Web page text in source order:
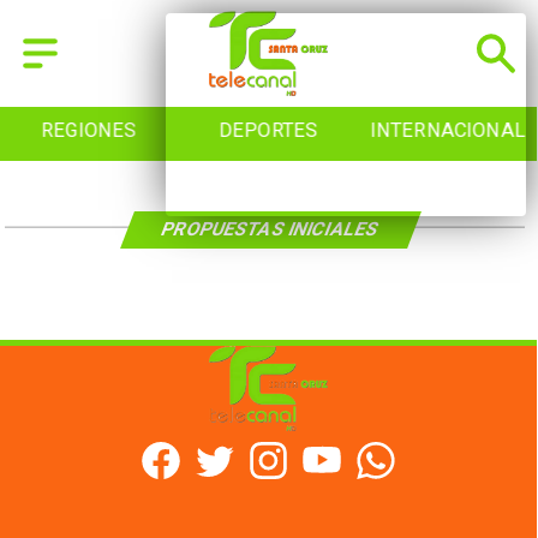
REGIONES DEPORTES INTERNACIONAL
PROPUESTAS INICIALES